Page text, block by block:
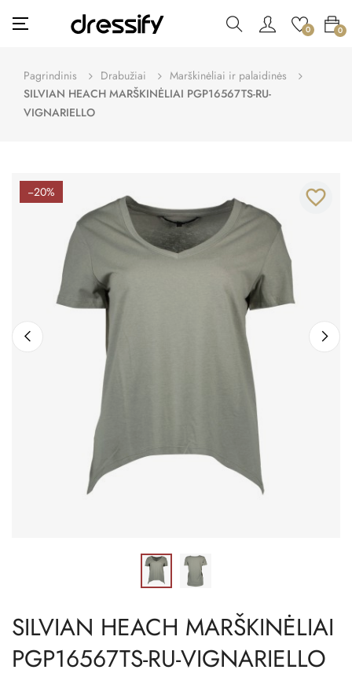
Toggle
navigation
☰ 0 0
Pagrindinis Drabužiai
Marškinėliai ir palaidinės
SILVIAN HEACH MARŠKINĖLIAI PGP16567TS-RU-
VIGNARIELLO
−20% favorite_border
SILVIAN HEACH MARŠKINĖLIAI
PGP16567TS-RU-VIGNARIELLO